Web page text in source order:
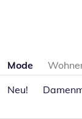
Mode
Neu!